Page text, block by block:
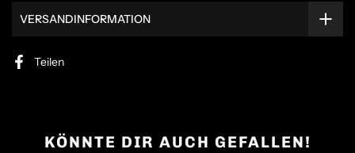
VERSANDINFORMATION
Teilen
KÖNNTE DIR AUCH GEFALLEN!